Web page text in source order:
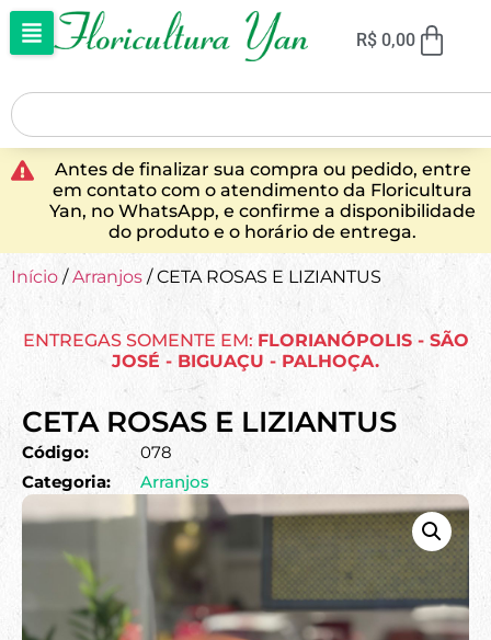
R$ 0,00
Antes de finalizar sua compra ou pedido, entre
em contato com o atendimento da Floricultura
Yan, no WhatsApp, e confirme a disponibilidade
do produto e o horário de entrega.
Início /Arranjos / CETA ROSAS E LIZIANTUS
ENTREGAS SOMENTE EM: FLORIANÓPOLIS - SÃO
JOSÉ - BIGUAÇU - PALHOÇA.
CETA ROSAS E LIZIANTUS
Código:
078
Categoria:
Arranjos